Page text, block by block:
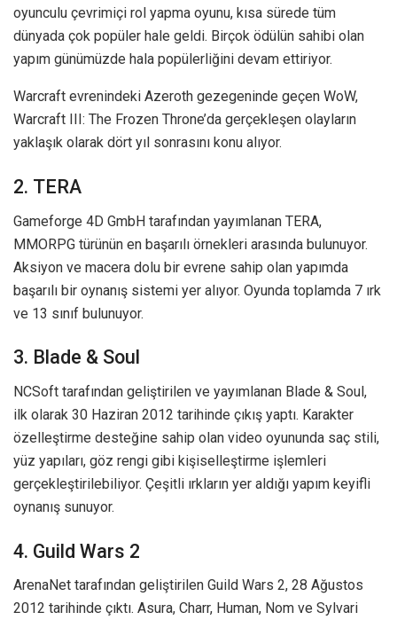
oyunculu çevrimiçi rol yapma oyunu, kısa sürede tüm
dünyada çok popüler hale geldi. Birçok ödülün sahibi olan
yapım günümüzde hala popülerliğini devam ettiriyor.
Warcraft evrenindeki Azeroth gezegeninde geçen WoW,
Warcraft III: The Frozen Throne’da gerçekleşen olayların
yaklaşık olarak dört yıl sonrasını konu alıyor.
2. TERA
Gameforge 4D GmbH tarafından yayımlanan TERA,
MMORPG türünün en başarılı örnekleri arasında bulunuyor.
Aksiyon ve macera dolu bir evrene sahip olan yapımda
başarılı bir oynanış sistemi yer alıyor. Oyunda toplamda 7 ırk
ve 13 sınıf bulunuyor.
3. Blade & Soul
NCSoft tarafından geliştirilen ve yayımlanan Blade & Soul,
ilk olarak 30 Haziran 2012 tarihinde çıkış yaptı. Karakter
özelleştirme desteğine sahip olan video oyununda saç stili,
yüz yapıları, göz rengi gibi kişiselleştirme işlemleri
gerçekleştirilebiliyor. Çeşitli ırkların yer aldığı yapım keyifli
oynanış sunuyor.
4. Guild Wars 2
ArenaNet tarafından geliştirilen Guild Wars 2, 28 Ağustos
2012 tarihinde çıktı. Asura, Charr, Human, Nom ve Sylvari